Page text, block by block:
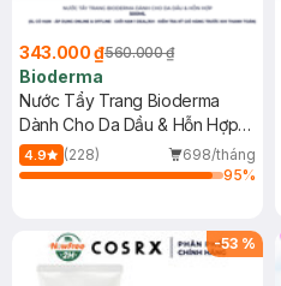
343.000 ₫560.000 ₫
Bioderma
Nước Tẩy Trang Bioderma
Dành Cho Da Dầu & Hỗn Hợp
500ml
4.9 (228)
698/tháng
95%
-53 %